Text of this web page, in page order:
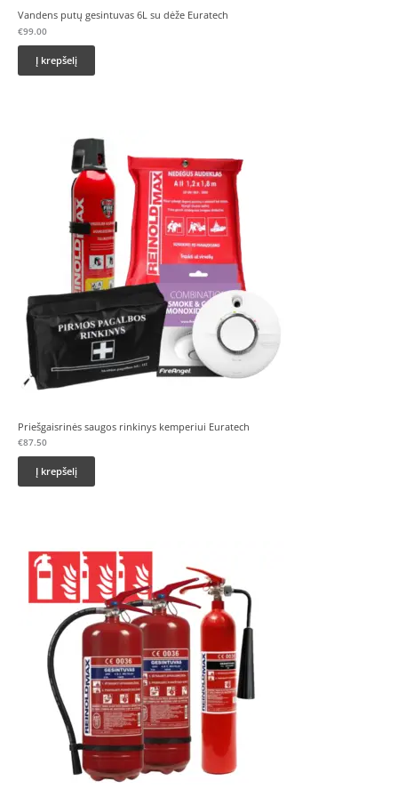
Vandens putų gesintuvas 6L su dėže Euratech
€99.00
Į krepšelį
Priešgaisrinės saugos rinkinys kemperiui Euratech
€87.50
Į krepšelį